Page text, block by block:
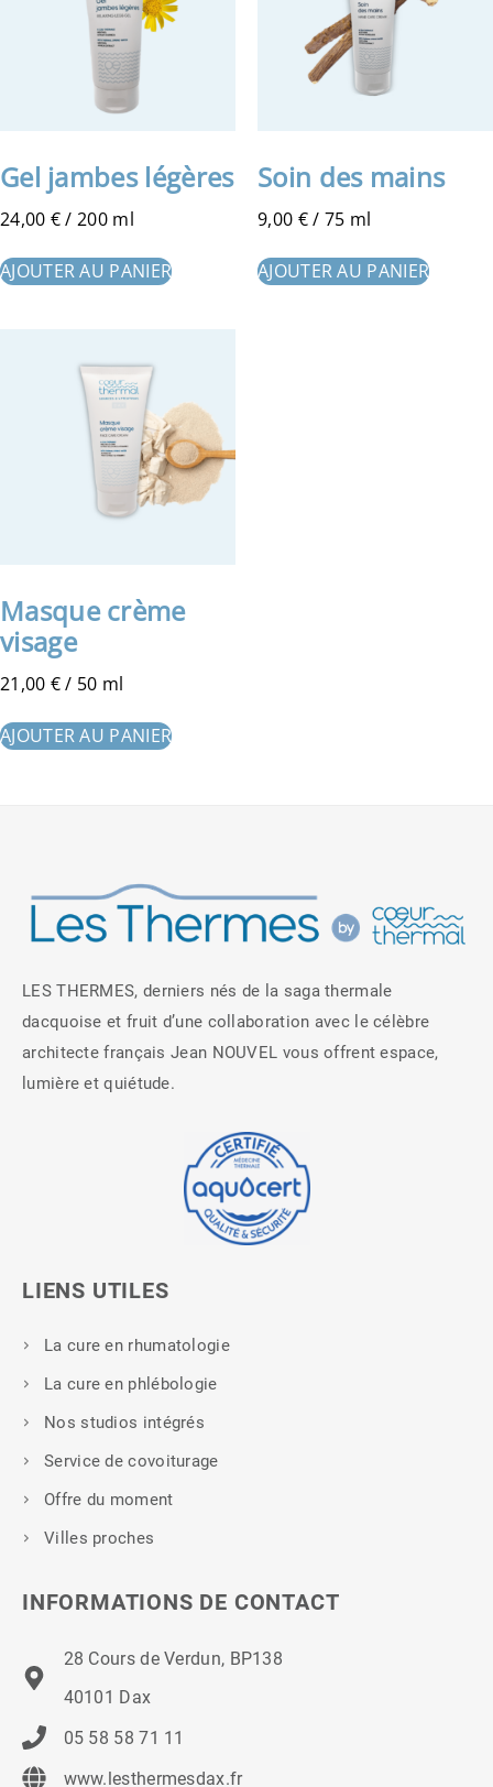
Gel jambes légères
24,00 €/ 200 ml
AJOUTER AU PANIER
Soin des mains
9,00 €/ 75 ml
AJOUTER AU PANIER
Masque crème
visage
21,00 €/ 50 ml
AJOUTER AU PANIER
LES THERMES, derniers nés de la saga thermale
dacquoise et fruit d’une collaboration avec le célèbre
architecte français Jean NOUVEL vous offrent espace,
lumière et quiétude.
LIENS UTILES
La cure en rhumatologie
La cure en phlébologie
Nos studios intégrés
Service de covoiturage
Offre du moment
Villes proches
INFORMATIONS DE CONTACT
28 Cours de Verdun, BP138
40101 Dax
05 58 58 71 11
www.lesthermesdax.fr